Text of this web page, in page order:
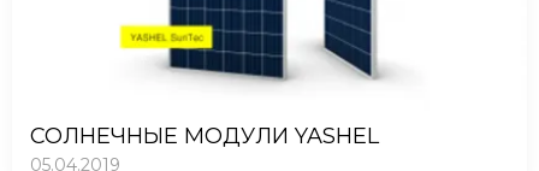
СОЛНЕЧНЫЕ МОДУЛИ YASHEL
05.04.2019